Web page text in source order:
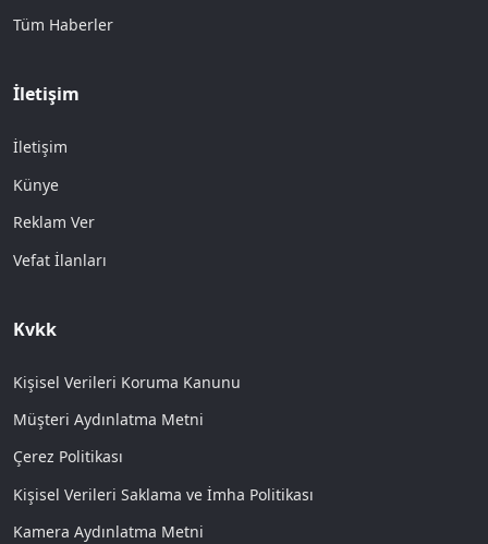
Tüm Haberler
İletişim
İletişim
Künye
Reklam Ver
Vefat İlanları
Kvkk
Kişisel Verileri Koruma Kanunu
Müşteri Aydınlatma Metni
Çerez Politikası
Kişisel Verileri Saklama ve İmha Politikası
Kamera Aydınlatma Metni